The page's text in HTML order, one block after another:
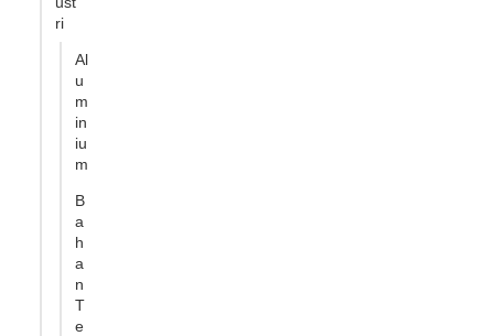
ri
Al
u
m
in
iu
m
B
a
h
a
n
T
e